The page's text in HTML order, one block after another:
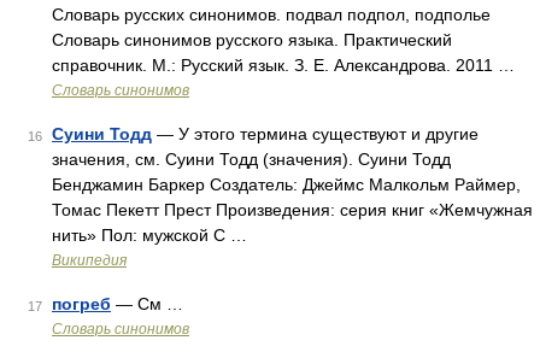
Словарь русских синонимов. подвал подпол, подполье
Словарь синонимов русского языка. Практический
справочник. М.: Русский язык. З. Е. Александрова. 2011 …
Словарь синонимов
16 Суини Тодд — У этого термина существуют и другие
значения, см. Суини Тодд (значения). Суини Тодд
Бенджамин Баркер Создатель: Джеймс Малкольм Раймер,
Томас Пекетт Прест Произведения: серия книг «Жемчужная
нить» Пол: мужской С …
Википедия
17 погреб — См …
Словарь синонимов